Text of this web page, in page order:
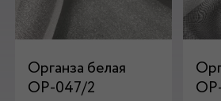
Органза белая
ОР-047/2